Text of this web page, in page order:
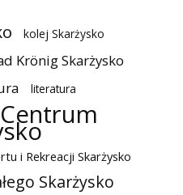
kolej Skarżysko
Krönig Skarżysko
literatura
i Rekreacji Skarżysko
Skarżysko